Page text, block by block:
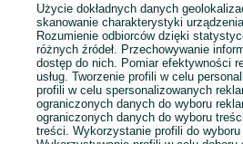
Popularne wyszukiwania
Użycie dokładnych danych
skanowanie charakterystyki
Rozumienie odbiorców dzięki
różnych źródeł. Przechowywanie
dostęp do nich. Pomiar efektywności
usług. Tworzenie profili w celu
profili w celu spersonalizowanych
ograniczonych danych do wyboru
ograniczonych danych do wyboru
treści. Wykorzystanie profili do